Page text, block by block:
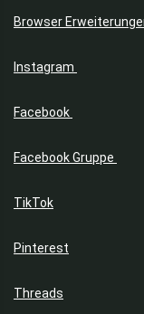
Browser
Instagram
Facebook
Facebook Gruppe
TikTok
Pinterest
Threads